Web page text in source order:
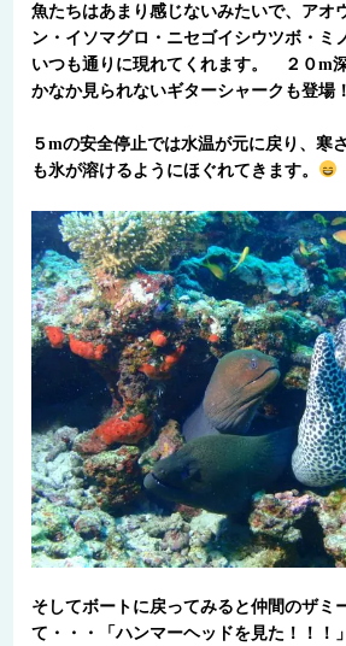
魚たちはあまり感じないみたいで、アオ
ン・イソマグロ・ニセゴイシウツボ・ミ
いつも通りに現れてくれます。 ２０m
かなか見られないギターシャークも登場！
５mの安全停止では水温が元に戻り、寒
も氷が溶けるようにほぐれてきます。
そしてボートに戻ってみると仲間のザミ
て・・・「ハンマーヘッドを見た！！！